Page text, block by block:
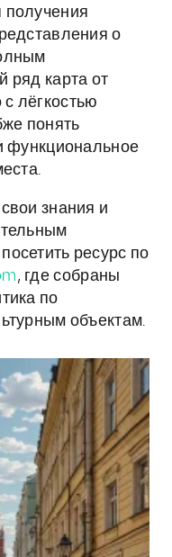
получения
о
ряд карта от
с лёгкостью
понять
функциональное
знания и
ресурс по
, где собраны
по
объектам.